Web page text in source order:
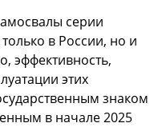
серии
в России, но и
эффективность,
этих
знаком
в начале 2025